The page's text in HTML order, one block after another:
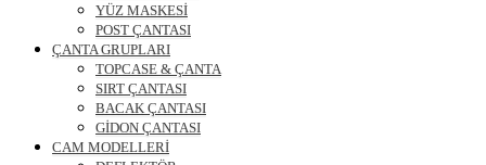
YÜZ MASKESİ
POST ÇANTASI
ÇANTA GRUPLARI
TOPCASE & ÇANTA
SIRT ÇANTASI
BACAK ÇANTASI
GİDON ÇANTASI
CAM MODELLERİ